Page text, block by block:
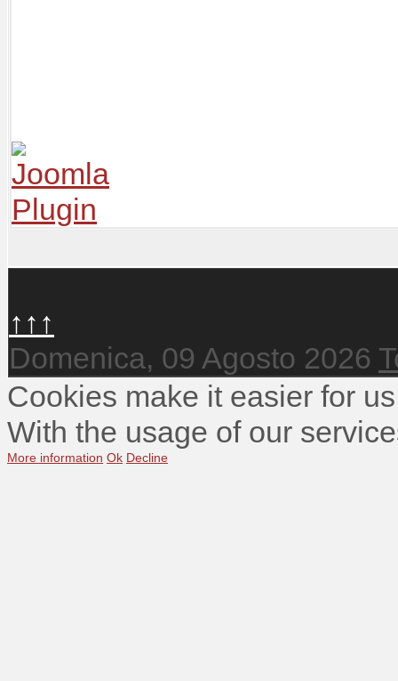
↑↑↑
Domenica, 09 Agosto 2026
Cookies make it easier for
With the usage of our
More information Ok Decline